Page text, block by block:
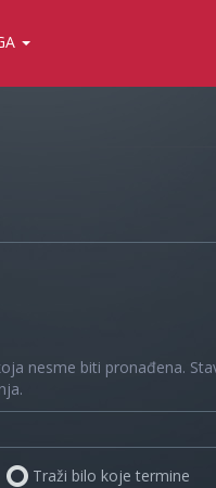
nesme biti pronađena.
Traži bilo koje termine